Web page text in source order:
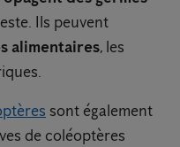
Ils peuvent
alimentaires, les
sont également
de coléoptères